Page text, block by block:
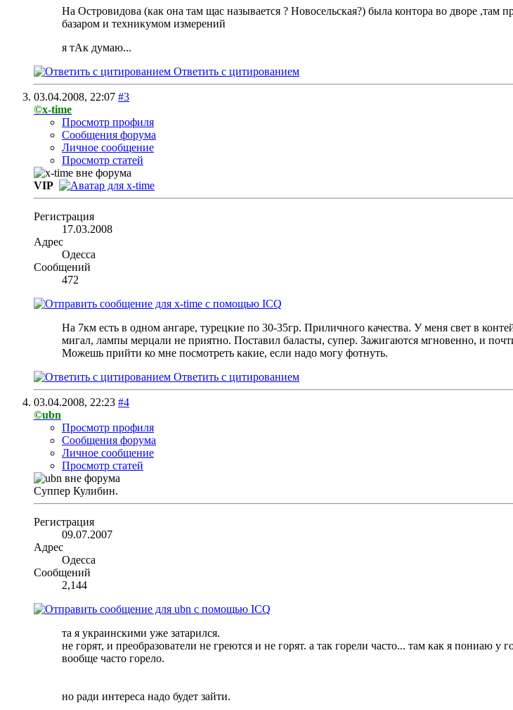
На Островидова (как она там щас называется ? Новосельская?) была контора во дворе
базаром и техникумом измерений
я тАк думаю...
Ответить с цитированием
03.04.2008, 22:07 #3
©x-time
Просмотр профиля
Сообщения форума
Личное сообщение
Просмотр статей
VIP
Регистрация
17.03.2008
Адрес
Одесса
Сообщений
472
На 7км есть в одном ангаре, турецкие по 30-35гр. Приличного качества. У меня свет в
мигал, лампы мерцали не приятно. Поставил баласты, супер. Зажигаются мгновенно, и
Можешь прийти ко мне посмотреть какие, если надо могу фотнуть.
Ответить с цитированием
03.04.2008, 22:23 #4
©ubn
Просмотр профиля
Сообщения форума
Личное сообщение
Просмотр статей
Суппер Кулибин.
Регистрация
09.07.2007
Адрес
Одесса
Сообщений
2,144
та я украинскими уже затарился.
не горят, и преобразователи не греются и не горят. а так горели часто... там как я пониаю
вообще часто горело.
но ради интереса надо будет зайти.